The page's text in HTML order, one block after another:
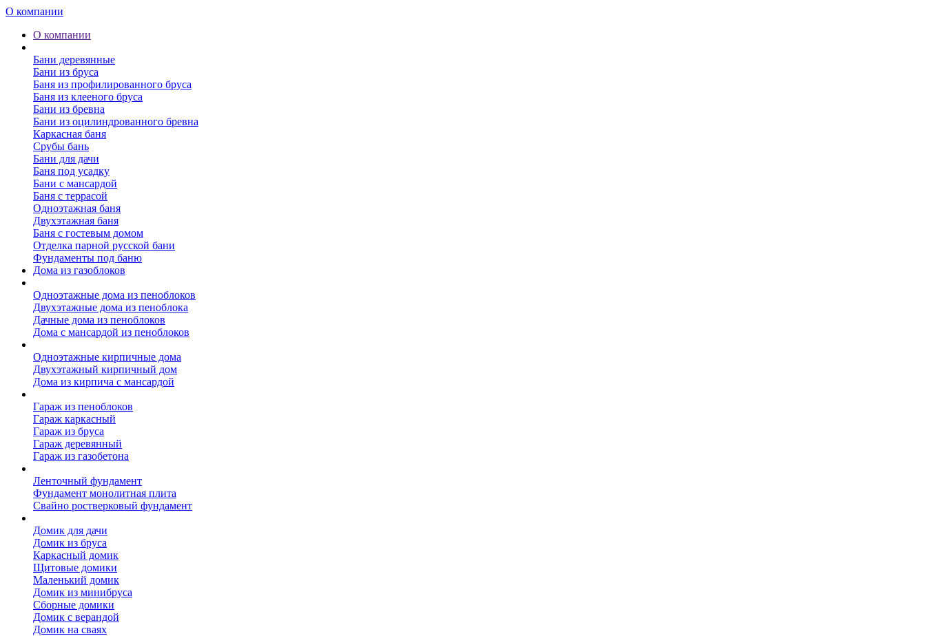
О компании
О компании
Бани деревянные
Бани из бруса
Баня из профилированного бруса
Баня из клееного бруса
Бани из бревна
Бани из оцилиндрованного бревна
Каркасная баня
Срубы бань
Бани для дачи
Баня под усадку
Бани с мансардой
Баня с террасой
Одноэтажная баня
Двухэтажная баня
Баня с гостевым домом
Отделка парной русской бани
Фундаменты под баню
Дома из газоблоков
Одноэтажные дома из пеноблоков
Двухэтажные дома из пеноблока
Дачные дома из пеноблоков
Дома с мансардой из пеноблоков
Одноэтажные кирпичные дома
Двухэтажный кирпичный дом
Дома из кирпича с мансардой
Гараж из пеноблоков
Гараж каркасный
Гараж из бруса
Гараж деревянный
Гараж из газобетона
Ленточный фундамент
Фундамент монолитная плита
Свайно ростверковый фундамент
Домик для дачи
Домик из бруса
Каркасный домик
Щитовые домики
Маленький домик
Домик из минибруса
Сборные домики
Домик с верандой
Домик на сваях